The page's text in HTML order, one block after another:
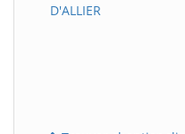
D'ALLIER